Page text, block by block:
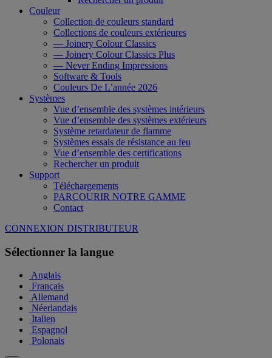
Couleur
Collection de couleurs standard
Collections de couleurs extérieures
— Joinery Colour Classics
— Joinery Colour Classics Plus
— Never Ending Impressions
Software & Tools
Couleurs De L’année 2026
Systèmes
Vue d’ensemble des systèmes intérieurs
Vue d’ensemble des systèmes extérieurs
Système retardateur de flamme
Systèmes essais de résistance au feu
Vue d’ensemble des certifications
Rechercher un produit
Support
Téléchargements
PARCOURIR NOTRE GAMME
Contact
CONNEXION DISTRIBUTEUR
Sélectionner la langue
Anglais
Français
Allemand
Néerlandais
Italien
Espagnol
Polonais